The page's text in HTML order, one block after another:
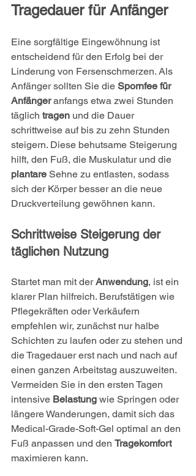
Tragedauer für Anfänger
Eine sorgfältige Eingewöhnung ist
entscheidend für den Erfolg bei der
Linderung von Fersenschmerzen. Als
Anfänger sollten Sie die Spornfee für
Anfänger anfangs etwa zwei Stunden
täglich tragen und die Dauer
schrittweise auf bis zu zehn Stunden
steigern. Diese behutsame Steigerung
hilft, den Fuß, die Muskulatur und die
plantare Sehne zu entlasten, sodass
sich der Körper besser an die neue
Druckverteilung gewöhnen kann.
Schrittweise Steigerung der
täglichen Nutzung
Startet man mit der Anwendung, ist ein
klarer Plan hilfreich. Berufstätigen wie
Pflegekräften oder Verkäufern
empfehlen wir, zunächst nur halbe
Schichten zu laufen oder zu stehen und
die Tragedauer erst nach und nach auf
einen ganzen Arbeitstag auszuweiten.
Vermeiden Sie in den ersten Tagen
intensive Belastung wie Springen oder
längere Wanderungen, damit sich das
Medical-Grade-Soft-Gel optimal an den
Fuß anpassen und den Tragekomfort
maximieren kann.